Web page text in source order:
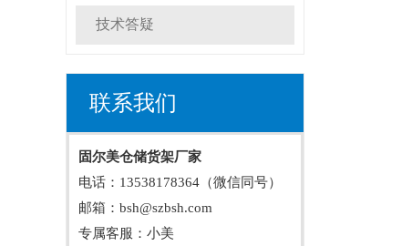
技术答疑
联系我们
固尔美仓储货架厂家
电话：13538178364（微信同号）
邮箱：bsh@szbsh.com
专属客服：小美